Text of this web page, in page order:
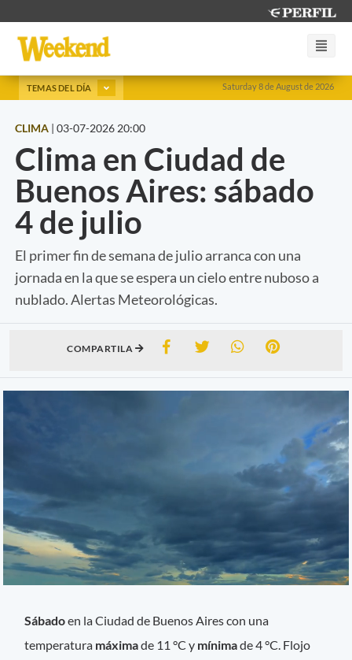
Saturday 8 de August de 2026
TEMAS DEL DÍA
CLIMA | 03-07-2026 20:00
Clima en Ciudad de
Buenos Aires: sábado
4 de julio
El primer fin de semana de julio arranca con una
jornada en la que se espera un cielo entre nuboso a
nublado. Alertas Meteorológicas.
COMPARTILA
Sábadoen la Ciudad de Buenos Aires con una
temperatura máximade 11 °C y mínimade 4 °C. Flojo